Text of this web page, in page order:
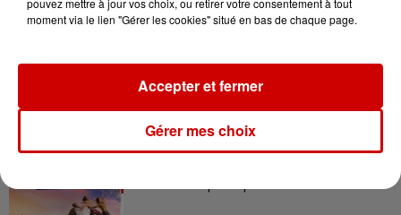
Musée du Sport Automobile au
Mans !
pouvez mettre à jour vos choix, ou retirer votre consentement à tout
moment via le lien "Gérer les cookies" situé en bas de chaque page.
Gérer mes choix
Accepter et fermer